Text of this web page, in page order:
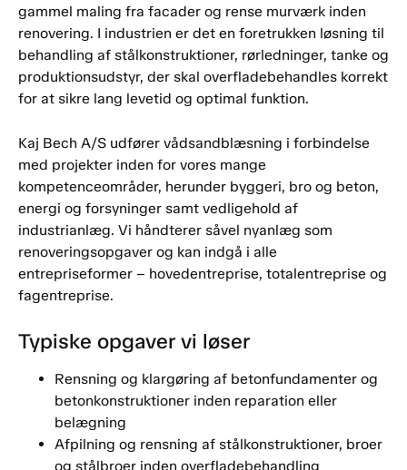
gammel maling fra facader og rense murværk inden
renovering. I industrien er det en foretrukken løsning til
behandling af stålkonstruktioner, rørledninger, tanke og
produktionsudstyr, der skal overfladebehandles korrekt
for at sikre lang levetid og optimal funktion.
Kaj Bech A/S udfører vådsandblæsning i forbindelse
med projekter inden for vores mange
kompetenceområder, herunder byggeri, bro og beton,
energi og forsyninger samt vedligehold af
industrianlæg. Vi håndterer såvel nyanlæg som
renoveringsopgaver og kan indgå i alle
entrepriseformer – hovedentreprise, totalentreprise og
fagentreprise.
Typiske opgaver vi løser
Rensning og klargøring af betonfundamenter og
betonkonstruktioner inden reparation eller
belægning
Afpilning og rensning af stålkonstruktioner, broer
og stålbroer inden overfladebehandling